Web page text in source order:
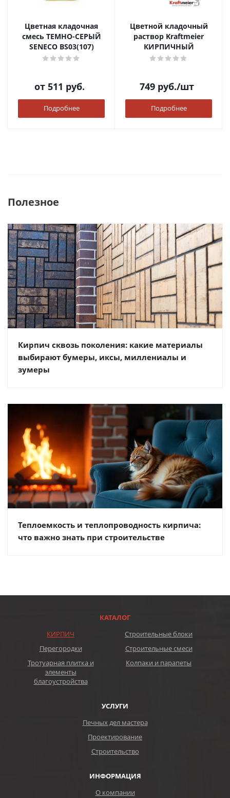
Цветная кладочная
смесь ТЕМНО-СЕРЫЙ
SENECO BS03(107)
от 511 руб.
Подробнее
Цветной кладочный
раствор Kraftmeier
КИРПИЧНЫЙ
749 руб./шт
Подробнее
Полезное
Кирпич сквозь поколения: какие материалы
выбирают бумеры, иксы, миллениалы и
зумеры
Теплоемкость и теплопроводность кирпича:
что важно знать при строительстве
КАТАЛОГ
КИРПИЧ
Строительные блоки
Перегородки
Строительные смеси
Тротуарная плитка и
элементы
благоустройства
Колпаки и парапеты
УСЛУГИ
Печных дел мастера
Проектирование
Строительство
ИНФОРМАЦИЯ
О компании